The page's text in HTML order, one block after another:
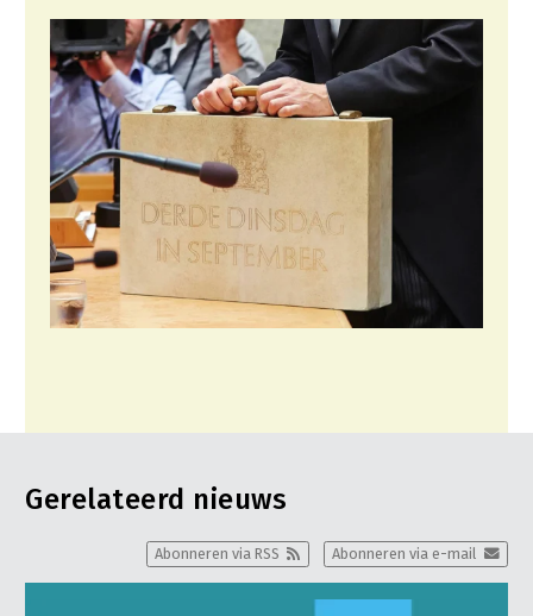
Gerelateerd nieuws
Abonneren via e-mail
Abonneren via RSS